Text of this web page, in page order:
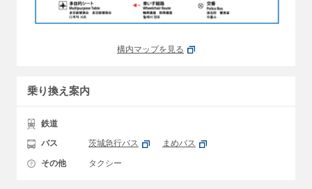
構内マップを見る
乗り換え案内
鉄道
バス 茨城急行バス まめバス
その他 タクシー